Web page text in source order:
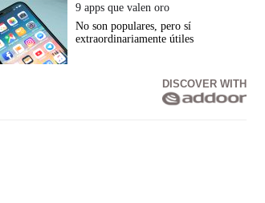
9 apps que valen oro
No son populares, pero sí
extraordinariamente útiles
DISCOVER WITH